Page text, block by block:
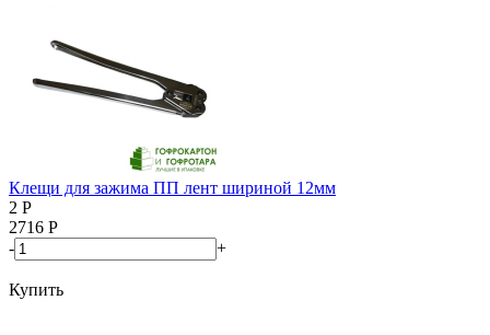
Клещи для зажима ПП лент шириной 12мм
2 Р
2716 Р
-
+
Купить